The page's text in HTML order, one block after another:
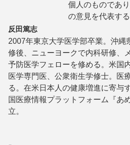
個人のものであ
の意見を代表す
反田篤志
2007年東京大学医学部卒業。沖縄
修後、ニューヨークで内科研修、
予防医学フェローを修める。米国
医学専門医、公衆衛生学修士。医
る。在米日本人の健康増進に寄与
国医療情報プラットフォーム『あ
立。